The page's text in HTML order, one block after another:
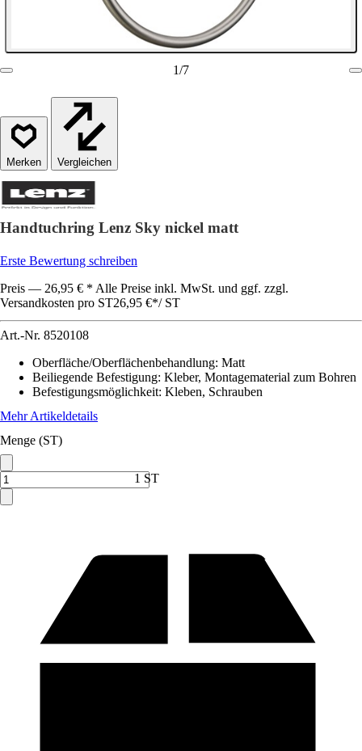
1/7
Vergleichen
Handtuchring Lenz Sky nickel matt
Erste Bewertung schreiben
Preis — 26,95 € * Alle Preise inkl. MwSt. und ggf. zzgl.
Versandkosten pro ST26,95 €*/ ST
Art.-Nr. 8520108
Oberfläche/Oberflächenbehandlung: Matt
Beiliegende Befestigung: Kleber, Montagematerial zum Bohren
Befestigungsmöglichkeit: Kleben, Schrauben
Mehr Artikeldetails
Menge (ST)
1 ST